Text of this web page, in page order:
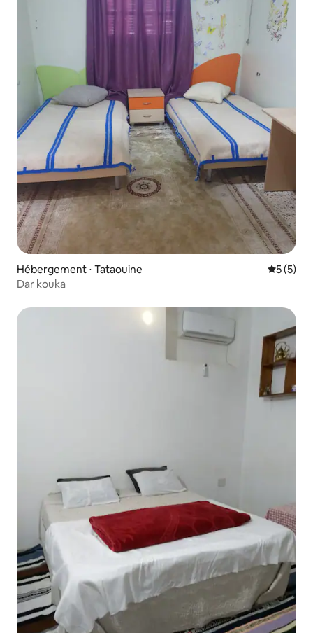
Hébergement ⋅ Tataouine
5 (5)
Dar kouka